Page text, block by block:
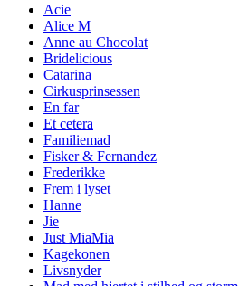
Acie
Alice M
Anne au Chocolat
Bridelicious
Catarina
Cirkusprinsessen
En far
Et cetera
Familiemad
Fisker & Fernandez
Frederikke
Frem i lyset
Hanne
Jie
Just MiaMia
Kagekonen
Livsnyder